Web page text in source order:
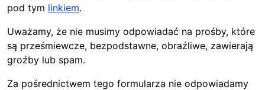
pod tym linkiem.
Uważamy, że nie musimy odpowiadać na prośby, które
są prześmiewcze, bezpodstawne, obraźliwe, zawierają
groźby lub spam.
Za pośrednictwem tego formularza nie odpowiadamy